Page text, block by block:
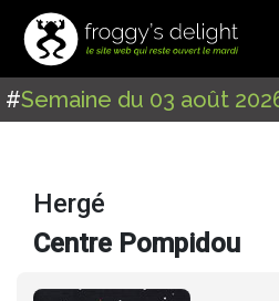
#Semaine du 03 août
Hergé
Centre Pompidou